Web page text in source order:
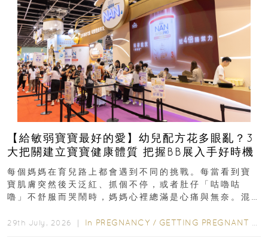
【給敏弱寶寶最好的愛】幼兒配方花多眼亂？3
大把關建立寶寶健康體質 把握BB展入手好時機
每個媽媽在育兒路上都會遇到不同的挑戰。每當看到寶
寶肌膚突然後天泛紅、抓個不停，或者肚仔「咕嚕咕
嚕」不舒服而哭鬧時，媽媽心裡總滿是心痛與無奈。混
29th July, 2026 ｜ In PREGNANCY / GETTING PREGNANT